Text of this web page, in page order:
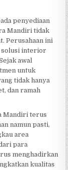
penyediaan
Mandiri tidak
Perusahaan ini
solusi interior
awal
untuk
tidak hanya
dan ramah
Mandiri terus
namun pasti,
area
para
menghadirkan
kualitas